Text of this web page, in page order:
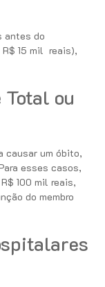
antes do
15 mil reais),
ou
causar um óbito,
esses casos,
100 mil reais,
do membro